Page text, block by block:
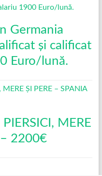
Germania
și calificat
Euro/lună.
MERE
– 2200€